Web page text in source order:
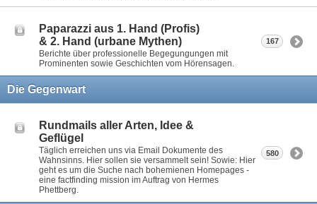
Paparazzi aus 1. Hand (Profis)
& 2. Hand (urbane Mythen)
Berichte über professionelle Begegungungen mit
Prominenten sowie Geschichten vom Hörensagen.
167
Die Gegenwart
Rundmails aller Arten, Idee &
Geflügel
Täglich erreichen uns via Email Dokumente des
Wahnsinns. Hier sollen sie versammelt sein! Sowie: Hier
geht es um die Suche nach bohemienen Homepages -
eine factfinding mission im Auftrag von Hermes
Phettberg.
580